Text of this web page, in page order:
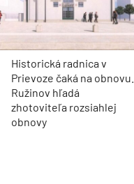
Historická radnica v
Prievoze čaká na obnovu.
Ružinov hľadá
zhotoviteľa rozsiahlej
obnovy